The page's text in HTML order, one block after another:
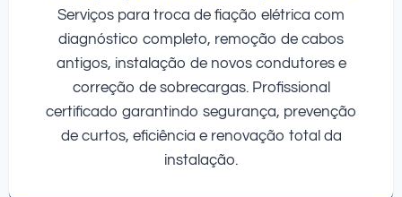
Serviços para troca de fiação elétrica com
diagnóstico completo, remoção de cabos
antigos, instalação de novos condutores e
correção de sobrecargas. Profissional
certificado garantindo segurança, prevenção
de curtos, eficiência e renovação total da
instalação.